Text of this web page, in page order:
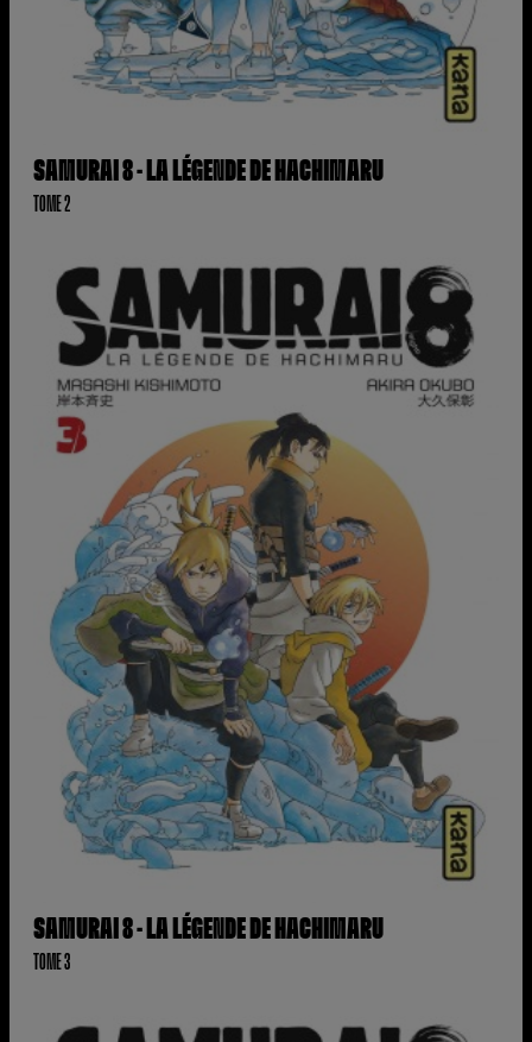
SAMURAI 8 - LA LÉGENDE DE HACHIMARU
TOME 2
SAMURAI 8 - LA LÉGENDE DE HACHIMARU
TOME 3